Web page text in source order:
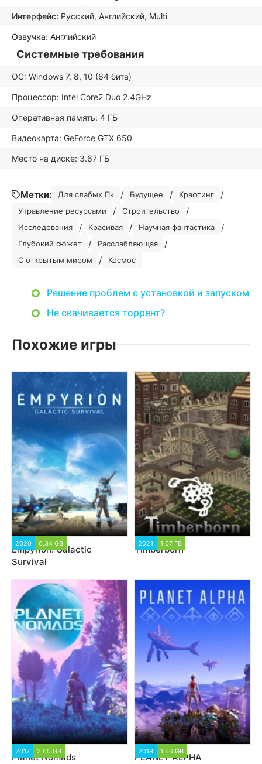
Интерфейс: Русский, Английский, Multi
Озвучка: Английский
Системные требования
ОС: Windows 7, 8, 10 (64 бита)
Процессор: Intel Core2 Duo 2.4GHz
Оперативная память: 4 ГБ
Видеокарта: GeForce GTX 650
Место на диске: 3.67 ГБ
Метки: Для слабых Пк / Будущее / Крафтинг /
Управление ресурсами / Строительство /
Исследования / Красивая / Научная фантастика /
Глубокий сюжет / Расслабляющая /
С открытым миром / Космос
Решение проблем с установкой и запуском
Не скачивается торрент?
Похожие игры
2020 6,34 GB
Empyrion: Galactic
Survival
2021 1.07 ГБ
Timberborn
2017 2.60 GB
Planet Nomads
2018 1.66 GB
PLANET ALPHA